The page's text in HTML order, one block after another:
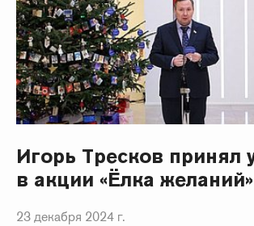
Игорь Тресков принял
в акции «Ёлка желаний»
23 декабря 2024 г.